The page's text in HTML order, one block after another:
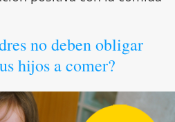
no deben obligar
hijos a comer?